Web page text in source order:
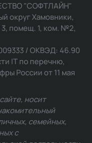
"СОФТЛАЙН"
округ Хамовники,
3, помещ. 1, ком. №2,
/ ОКВЭД: 46.90
IT по перечню,
России от 11 мая
носит
семейных,
с